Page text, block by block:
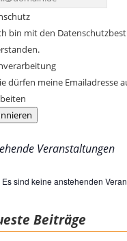
bin mit den
dürfen meine Emailadresse
Veranstaltungen
Es sind keine anstehenden
Beiträge